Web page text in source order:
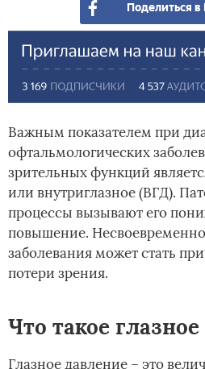
Поделиться в
Важным показателем при
офтальмологических
зрительных функций
или внутриглазное (ВГД).
процессы вызывают его
повышение.
заболевания может стать
потери зрения.
Что такое
Глазное давление – это